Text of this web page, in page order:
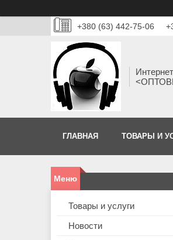
+380 (63) 442-75-06
ГЛАВНАЯ ТОВАРЫ И
Товары и услуги
Новости